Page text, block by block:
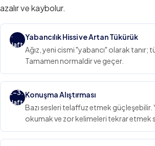
azalır ve kaybolur.
1.
Hafta
Yabancılık Hissi ve Artan Tükürük
Ağız, yeni cismi "yabancı" olarak tanır;
Tamamen normaldir ve geçer.
2–3.
Hafta
Konuşma Alıştırması
Bazı sesleri telaffuz etmek güçleşebilir.
okumak ve zor kelimeleri tekrar etmek